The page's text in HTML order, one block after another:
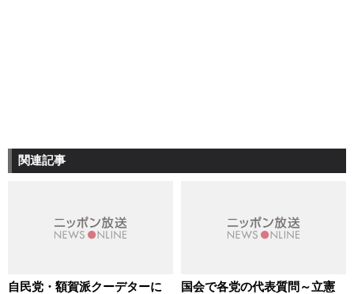
関連記事
自民党・額賀派クーデターに
国会で各党の代表質問～立憲